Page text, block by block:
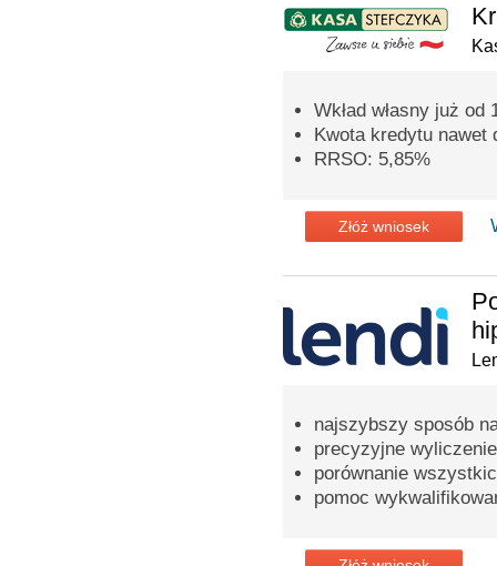
Wkład własny już od
Kwota kredytu nawet
RRSO: 5,85%
Złóż wniosek
najszybszy sposób
precyzyjne
porównanie
pomoc